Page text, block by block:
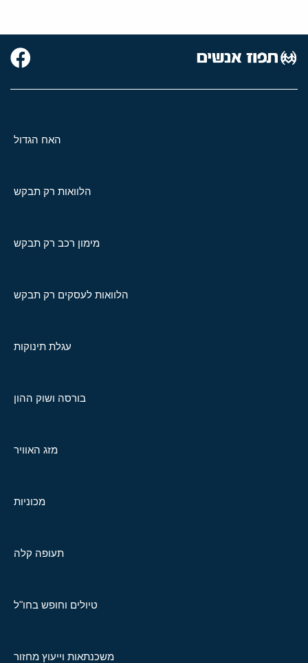
האח הגדול
הלוואות רק תבקש
מימון רכב רק תבקש
הלוואות לעסקים רק תבקש
עגלת תינוקות
בורסה ושוק ההון
מזג האוויר
מכוניות
תעופה קלה
טיולים וחופש בחו"ל
משכנתאות וייעוץ מחזור